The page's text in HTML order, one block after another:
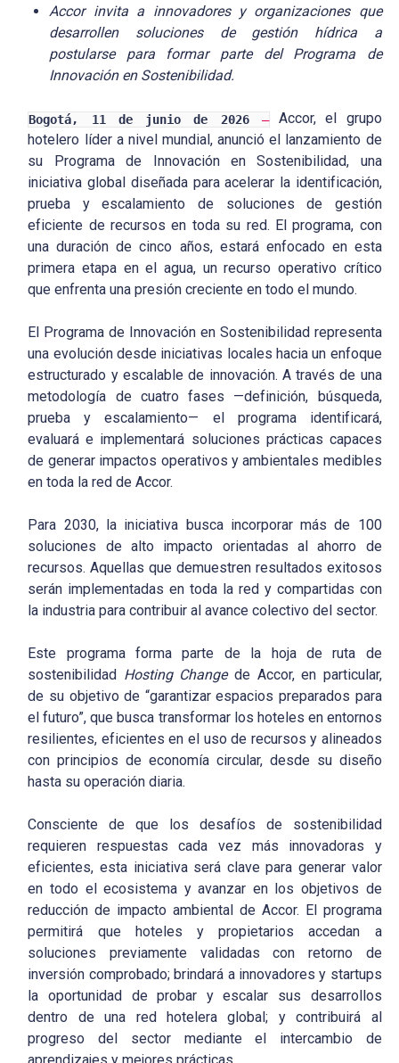
Accor invita a innovadores y organizaciones que
desarrollen soluciones de gestión hídrica a
postularse para formar parte del Programa de
Innovación en Sostenibilidad.
Bogotá, 11 de junio de 2026–Accor, el grupo
hotelero líder a nivel mundial, anunció el lanzamiento de
su Programa de Innovación en Sostenibilidad, una
iniciativa global diseñada para acelerar la identificación,
prueba y escalamiento de soluciones de gestión
eficiente de recursos en toda su red. El programa, con
una duración de cinco años, estará enfocado en esta
primera etapa en el agua, un recurso operativo crítico
que enfrenta una presión creciente en todo el mundo.
El Programa de Innovación en Sostenibilidad representa
una evolución desde iniciativas locales hacia un enfoque
estructurado y escalable de innovación. A través de una
metodología de cuatro fases —definición, búsqueda,
prueba y escalamiento— el programa identificará,
evaluará e implementará soluciones prácticas capaces
de generar impactos operativos y ambientales medibles
en toda la red de Accor.
Para 2030, la iniciativa busca incorporar más de 100
soluciones de alto impacto orientadas al ahorro de
recursos. Aquellas que demuestren resultados exitosos
serán implementadas en toda la red y compartidas con
la industria para contribuir al avance colectivo del sector.
Este programa forma parte de la hoja de ruta de
sostenibilidad Hosting Change de Accor, en particular,
de su objetivo de “garantizar espacios preparados para
el futuro”, que busca transformar los hoteles en entornos
resilientes, eficientes en el uso de recursos y alineados
con principios de economía circular, desde su diseño
hasta su operación diaria.
Consciente de que los desafíos de sostenibilidad
requieren respuestas cada vez más innovadoras y
eficientes, esta iniciativa será clave para generar valor
en todo el ecosistema y avanzar en los objetivos de
reducción de impacto ambiental de Accor. El programa
permitirá que hoteles y propietarios accedan a
soluciones previamente validadas con retorno de
inversión comprobado; brindará a innovadores y startups
la oportunidad de probar y escalar sus desarrollos
dentro de una red hotelera global; y contribuirá al
progreso del sector mediante el intercambio de